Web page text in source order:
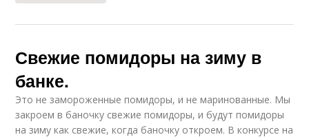
Свежие помидоры на зиму в
банке.
Это не замороженные помидоры, и не маринованные. Мы
закроем в баночку свежие помидоры, и будут помидоры
на зиму как свежие, когда баночку откроем. В конкурсе на